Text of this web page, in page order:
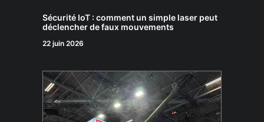
Sécurité IoT : comment un simple laser peut
déclencher de faux mouvements
22 juin 2026